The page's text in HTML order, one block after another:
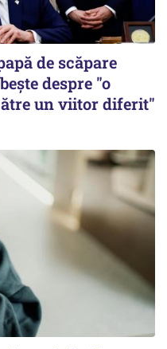
de scăpare
despre "o
un viitor diferit"